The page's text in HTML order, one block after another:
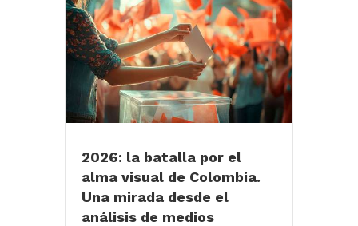
2026: la batalla por el
alma visual de Colombia.
Una mirada desde el
análisis de medios